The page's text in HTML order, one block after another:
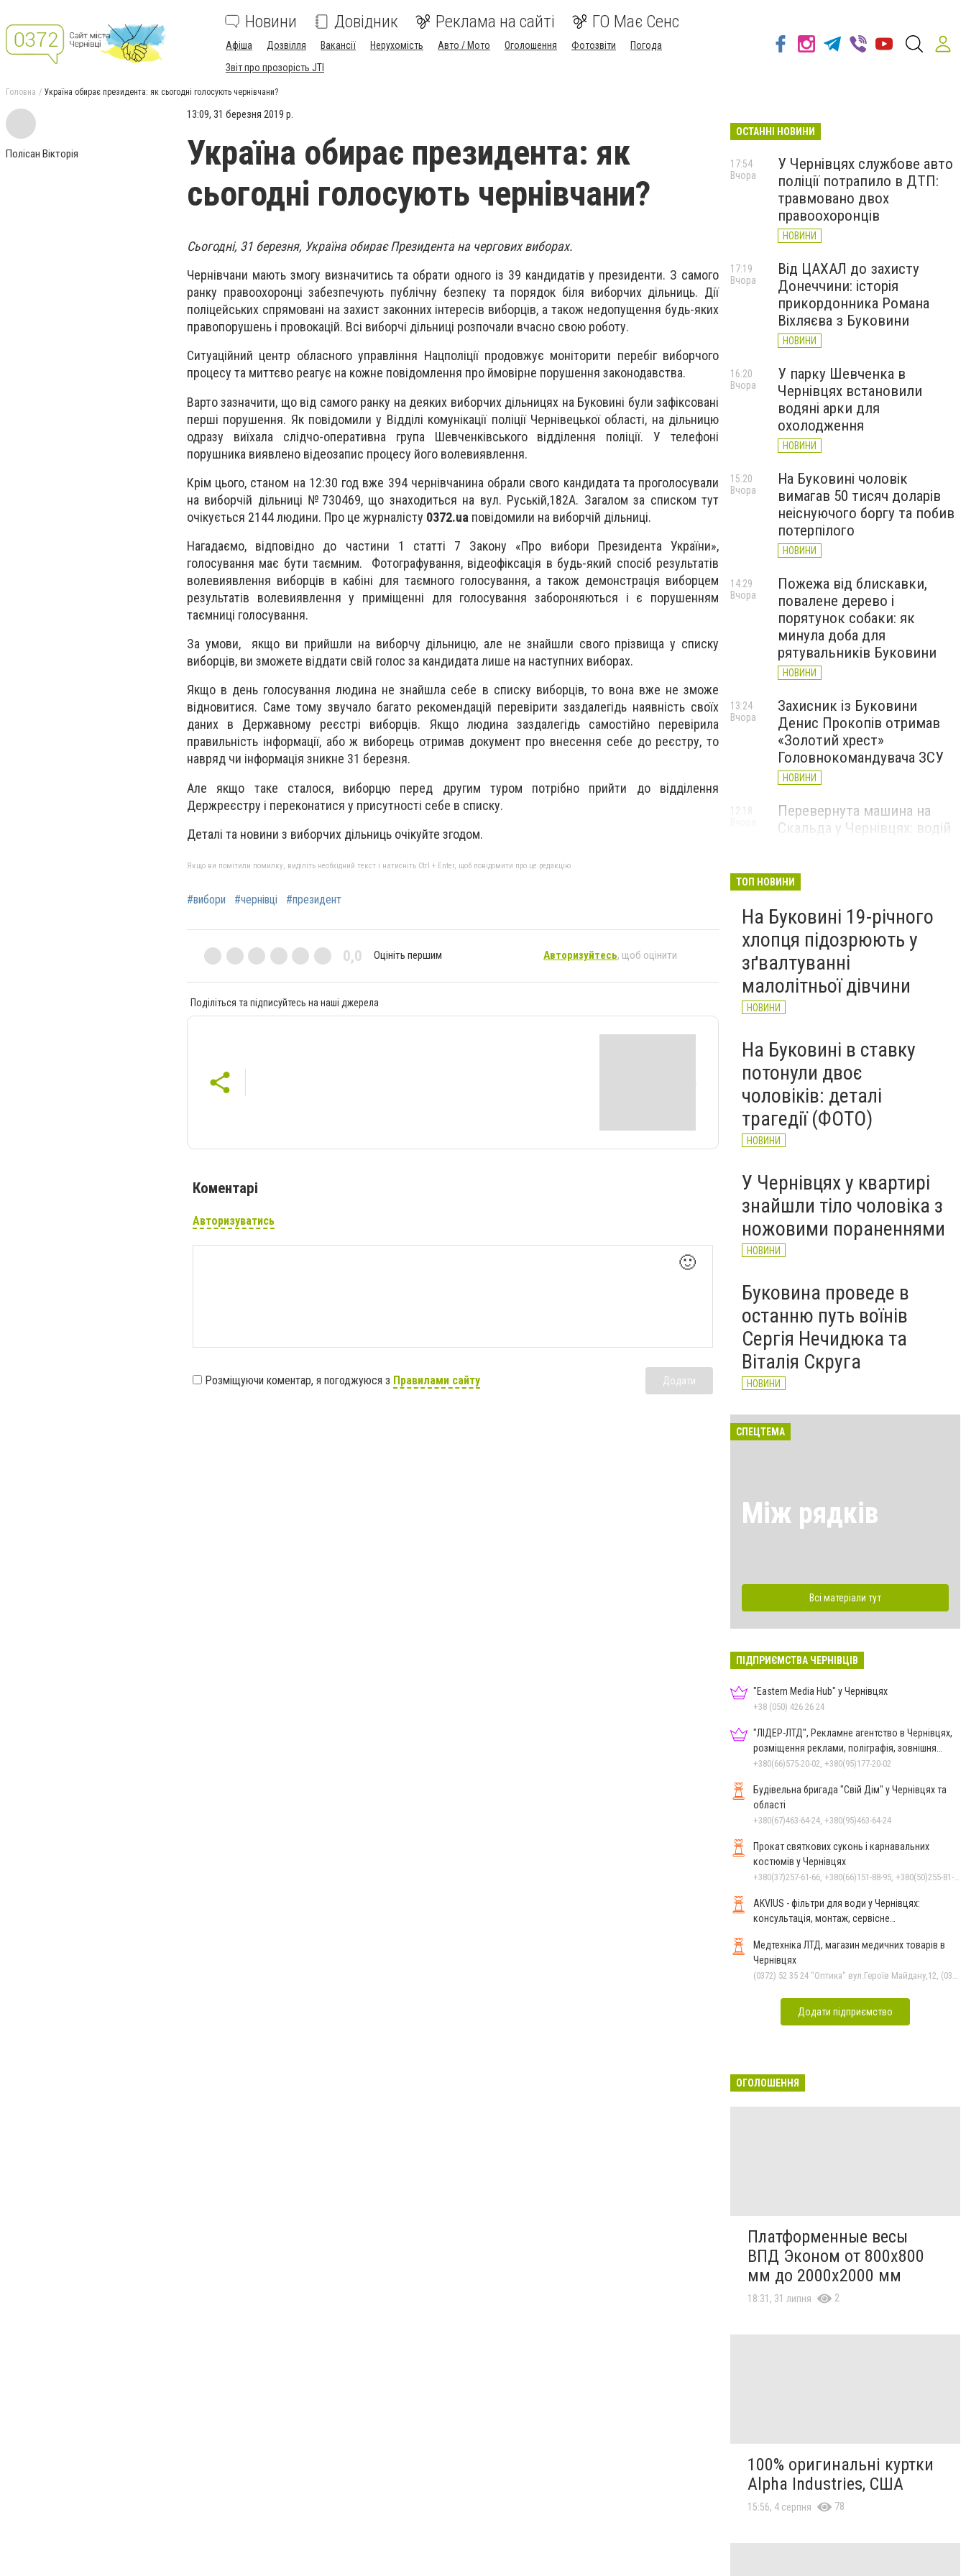
Новини Довідник Реклама на сайті ГО Має Сенс
Афіша Дозвілля Вакансії Нерухомість Авто / Мото Оголошення Фотозвіти
Погода
Звіт про прозорість JTI
Головна Україна обирає президента: як сьогодні голосують чернівчани?
Полісан Вікторія
13:09, 31 березня 2019 р.
Україна обирає президента: як
сьогодні голосують чернівчани?
Сьогодні, 31 березня, Україна обирає Президента на чергових виборах.
Чернівчани мають змогу визначитись та обрати одного із 39 кандидатів у президенти. З самого
ранку правоохоронці забезпечують публічну безпеку та порядок біля виборчих дільниць. Дії
поліцейських спрямовані на захист законних інтересів виборців, а також недопущення будь-яких
правопорушень і провокацій. Всі виборчі дільниці розпочали вчасно свою роботу.
Ситуаційний центр обласного управління Нацполіції продовжує моніторити перебіг виборчого
процесу та миттєво реагує на кожне повідомлення про ймовірне порушення законодавства.
Варто зазначити, що від самого ранку на деяких виборчих дільницях на Буковині були зафіксовані
перші порушення. Як повідомили у Відділі комунікації поліції Чернівецької області, на дільницю
одразу виїхала слідчо-оперативна група Шевченківського відділення поліції. У телефоні
порушника виявлено відеозапис процесу його волевиявлення.
Крім цього, станом на 12:30 год вже 394 чернівчанина обрали свого кандидата та проголосували
на виборчій дільниці №730469, що знаходиться на вул. Руській,182А. Загалом за списком тут
очікується 2144 людини. Про це журналісту 0372.ua повідомили на виборчій дільниці.
Нагадаємо, відповідно до частини 1 статті 7 Закону «Про вибори Президента України»,
голосування має бути таємним. Фотографування, відеофіксація в будь-який спосіб результатів
волевиявлення виборців в кабіні для таємного голосування, а також демонстрація виборцем
результатів волевиявлення у приміщенні для голосування забороняються і є порушенням
таємниці голосування.
За умови, якщо ви прийшли на виборчу дільницю, але не знайшли свого прізвища у списку
виборців, ви зможете віддати свій голос за кандидата лише на наступних виборах.
Якщо в день голосування людина не знайшла себе в списку виборців, то вона вже не зможе
відновитися. Саме тому звучало багато рекомендацій перевірити заздалегідь наявність своїх
даних в Державному реєстрі виборців. Якщо людина заздалегідь самостійно перевірила
правильність інформації, або ж виборець отримав документ про внесення себе до реєстру, то
навряд чи інформація зникне 31 березня.
Але якщо таке сталося, виборцю перед другим туром потрібно прийти до відділення
Держреєстру і переконатися у присутності себе в списку.
Деталі та новини з виборчих дільниць очікуйте згодом.
Якщо ви помітили помилку, виділіть необхідний текст і натисніть Ctrl + Enter, щоб повідомити про це редакцію
#вибори #чернівці #президент
0,0 Оцініть першим Авторизуйтесь, щоб оцінити
Поділіться та підписуйтесь на наші джерела
Коментарі
Авторизуватись
🙂
Розміщуючи коментар, я погоджуюся з Правилами сайту Додати
ОСТАННІ НОВИНИ
У Чернівцях службове авто
поліції потрапило в ДТП:
травмовано двох
правоохоронців
НОВИНИ
17:54
Вчора
Від ЦАХАЛ до захисту
Донеччини: історія
прикордонника Романа
Віхляєва з Буковини
НОВИНИ
17:19
Вчора
У парку Шевченка в
Чернівцях встановили
водяні арки для
охолодження
НОВИНИ
16:20
Вчора
На Буковині чоловік
вимагав 50 тисяч доларів
неіснуючого боргу та побив
потерпілого
НОВИНИ
15:20
Вчора
Пожежа від блискавки,
повалене дерево і
порятунок собаки: як
минула доба для
рятувальників Буковини
НОВИНИ
14:29
Вчора
Захисник із Буковини
Денис Прокопів отримав
«Золотий хрест»
Головнокомандувача ЗСУ
НОВИНИ
13:24
Вчора
Перевернута машина на
Скальда у Чернівцях: водій
12:18
зафіксували новий
історичний температурний
максимум
НОВИНИ
Вчора
ТОП НОВИНИ
На Буковині 19-річного
хлопця підозрюють у
зґвалтуванні
малолітньої дівчини
НОВИНИ
На Буковині в ставку
потонули двоє
чоловіків: деталі
трагедії (ФОТО)
НОВИНИ
У Чернівцях у квартирі
знайшли тіло чоловіка з
ножовими пораненнями
НОВИНИ
Буковина проведе в
останню путь воїнів
Сергія Нечидюка та
Віталія Скруга
НОВИНИ
СПЕЦТЕМА
Між рядків
Всі матеріали тут
ПІДПРИЄМСТВА ЧЕРНІВЦІВ
"Eastern Media Hub" у Чернівцях
+38 (050) 426 26 24
"ЛІДЕР-ЛТД", Рекламне агентство в Чернівцях,
розміщення реклами, поліграфія, зовнішня
реклама
+380(66)575-20-02, +380(95)177-20-02
Будівельна бригада "Свій Дім" у Чернівцях та
області
+380(67)463-64-24, +380(95)463-64-24
Прокат святкових суконь і карнавальних
костюмів у Чернівцях
AKVIUS - фільтри для води у Чернівцях:
консультація, монтаж, сервісне
Медтехніка ЛТД, магазин медичних товарів в
Чернівцях
Додати підприємство
ОГОЛОШЕННЯ
Платформенные весы
ВПД Эконом от 800х800
мм до 2000х2000 мм
18:31, 31 липня 2
100% оригинальні куртки
Alpha Industries, США
15:56, 4 серпня 78